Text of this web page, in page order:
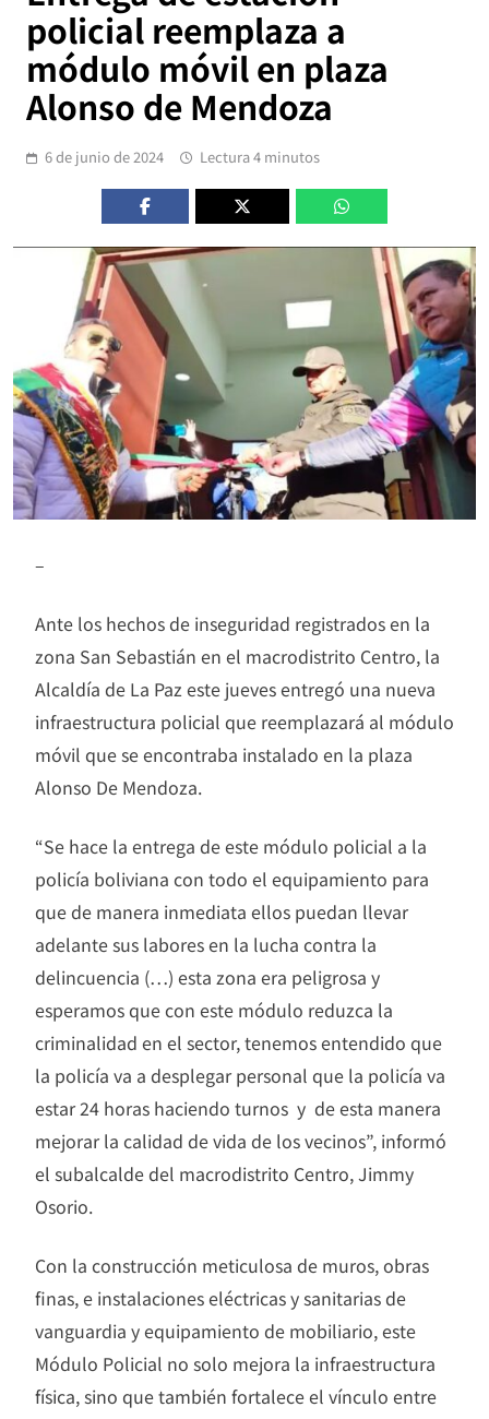
policial reemplaza a
módulo móvil en plaza
Alonso de Mendoza
6 de junio de 2024 Lectura 4 minutos
–
Ante los hechos de inseguridad registrados en la
zona San Sebastián en el macrodistrito Centro, la
Alcaldía de La Paz este jueves entregó una nueva
infraestructura policial que reemplazará al módulo
móvil que se encontraba instalado en la plaza
Alonso De Mendoza.
“Se hace la entrega de este módulo policial a la
policía boliviana con todo el equipamiento para
que de manera inmediata ellos puedan llevar
adelante sus labores en la lucha contra la
delincuencia (…) esta zona era peligrosa y
esperamos que con este módulo reduzca la
criminalidad en el sector, tenemos entendido que
la policía va a desplegar personal que la policía va
estar 24 horas haciendo turnos y de esta manera
mejorar la calidad de vida de los vecinos”, informó
el subalcalde del macrodistrito Centro, Jimmy
Osorio.
Con la construcción meticulosa de muros, obras
finas, e instalaciones eléctricas y sanitarias de
vanguardia y equipamiento de mobiliario, este
Módulo Policial no solo mejora la infraestructura
física, sino que también fortalece el vínculo entre